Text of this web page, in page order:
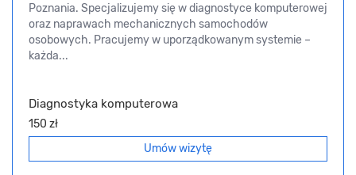
Poznania. Specjalizujemy się w diagnostyce komputerowej
oraz naprawach mechanicznych samochodów
osobowych. Pracujemy w uporządkowanym systemie –
każda...
Diagnostyka komputerowa
150 zł
Umów wizytę